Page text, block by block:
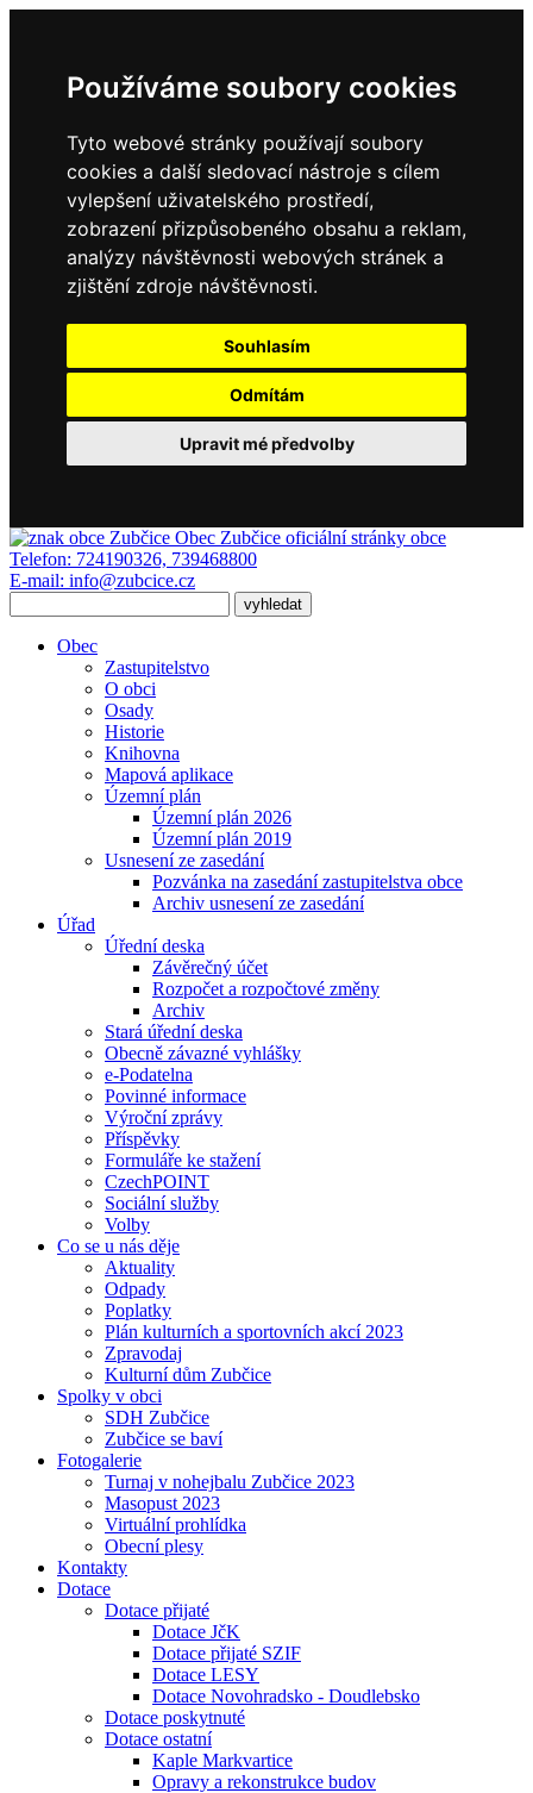
Používáme soubory cookies
Tyto webové stránky používají soubory
cookies a další sledovací nástroje s cílem
vylepšení uživatelského prostředí,
zobrazení přizpůsobeného obsahu a reklam,
analýzy návštěvnosti webových stránek a
zjištění zdroje návštěvnosti.
Souhlasím
Odmítám
Upravit mé předvolby
Obec Zubčice oficiální stránky obce
Telefon: 724190326, 739468800
E-mail: info@zubcice.cz
Obec
Zastupitelstvo
O obci
Osady
Historie
Knihovna
Mapová aplikace
Územní plán
Územní plán 2026
Územní plán 2019
Usnesení ze zasedání
Pozvánka na zasedání zastupitelstva obce
Archiv usnesení ze zasedání
Úřad
Úřední deska
Závěrečný účet
Rozpočet a rozpočtové změny
Archiv
Stará úřední deska
Obecně závazné vyhlášky
e-Podatelna
Povinné informace
Výroční zprávy
Příspěvky
Formuláře ke stažení
CzechPOINT
Sociální služby
Volby
Co se u nás děje
Aktuality
Odpady
Poplatky
Plán kulturních a sportovních akcí 2023
Zpravodaj
Kulturní dům Zubčice
Spolky v obci
SDH Zubčice
Zubčice se baví
Fotogalerie
Turnaj v nohejbalu Zubčice 2023
Masopust 2023
Virtuální prohlídka
Obecní plesy
Kontakty
Dotace
Dotace přijaté
Dotace JčK
Dotace přijaté SZIF
Dotace LESY
Dotace Novohradsko - Doudlebsko
Dotace poskytnuté
Dotace ostatní
Kaple Markvartice
Opravy a rekonstrukce budov